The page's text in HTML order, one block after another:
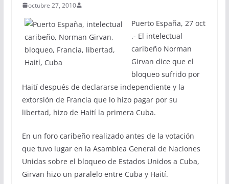
octubre 27, 2010
Puerto España, 27 oct
.- El intelectual
caribeño Norman
Girvan dice que el
bloqueo sufrido por
Haití después de declararse independiente y la
extorsión de Francia que lo hizo pagar por su
libertad, hizo de Haití la primera Cuba.
En un foro caribeño realizado antes de la votación
que tuvo lugar en la Asamblea General de Naciones
Unidas sobre el bloqueo de Estados Unidos a Cuba,
Girvan hizo un paralelo entre Cuba y Haití.